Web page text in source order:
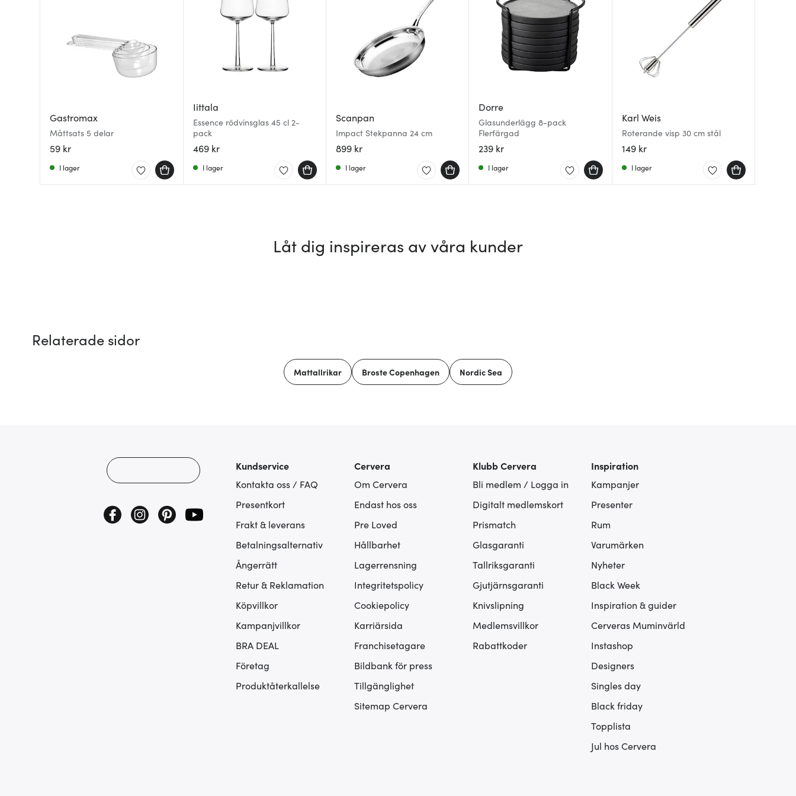
Gastromax
Måttsats 5 delar
59 kr
I lager
Iittala
Essence rödvinsglas 45 cl 2-
pack
469 kr
I lager
Scanpan
Impact Stekpanna 24 cm
899 kr
I lager
Dorre
Glasunderlägg 8-pack
Flerfärgad
239 kr
I lager
Karl Weis
Roterande visp 30 cm stål
149 kr
I lager
Låt dig inspireras av våra kunder
Relaterade sidor
Mattallrikar Broste Copenhagen Nordic Sea
Kundservice
Kontakta oss / FAQ
Presentkort
Frakt & leverans
Betalningsalternativ
Ångerrätt
Retur & Reklamation
Köpvillkor
Kampanjvillkor
BRA DEAL
Företag
Produktåterkallelse
Cervera
Om Cervera
Endast hos oss
Pre Loved
Hållbarhet
Lagerrensning
Integritetspolicy
Cookiepolicy
Karriärsida
Franchisetagare
Bildbank för press
Tillgänglighet
Sitemap Cervera
Klubb Cervera
Bli medlem / Logga in
Digitalt medlemskort
Prismatch
Glasgaranti
Tallriksgaranti
Gjutjärnsgaranti
Knivslipning
Medlemsvillkor
Rabattkoder
Inspiration
Kampanjer
Presenter
Rum
Varumärken
Nyheter
Black Week
Inspiration & guider
Cerveras Muminvärld
Instashop
Designers
Singles day
Black friday
Topplista
Jul hos Cervera